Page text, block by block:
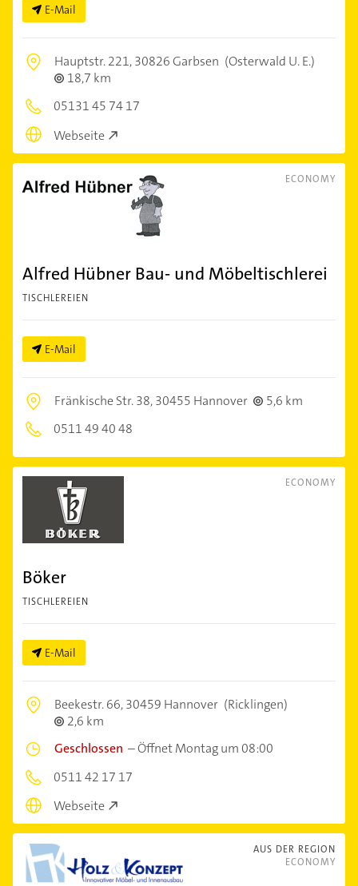
E-Mail
Hauptstr. 221,30826 Garbsen (Osterwald U. E.)
18,7 km
05131 45 74 17
Webseite
ECONOMY
Alfred Hübner Bau- und Möbeltischlerei
TISCHLEREIEN
E-Mail
Fränkische Str. 38,30455 Hannover
5,6 km
0511 49 40 48
ECONOMY
Böker
TISCHLEREIEN
E-Mail
Beekestr. 66,30459 Hannover (Ricklingen)
2,6 km
Geschlossen –Öffnet Montag um 08:00
0511 42 17 17
Webseite
AUS DER REGION
ECONOMY